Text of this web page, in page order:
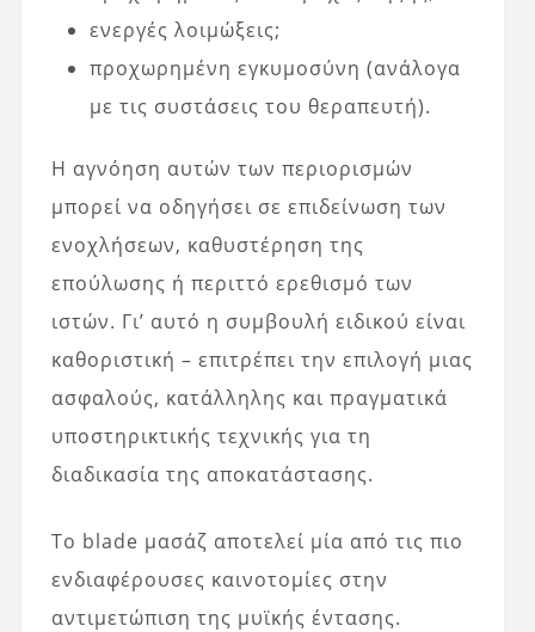
ενεργές λοιμώξεις;
προχωρημένη εγκυμοσύνη (ανάλογα
με τις συστάσεις του θεραπευτή).
Η αγνόηση αυτών των περιορισμών
μπορεί να οδηγήσει σε επιδείνωση των
ενοχλήσεων, καθυστέρηση της
επούλωσης ή περιττό ερεθισμό των
ιστών. Γι’ αυτό η συμβουλή ειδικού είναι
καθοριστική – επιτρέπει την επιλογή μιας
ασφαλούς, κατάλληλης και πραγματικά
υποστηρικτικής τεχνικής για τη
διαδικασία της αποκατάστασης.
Το blade μασάζ αποτελεί μία από τις πιο
ενδιαφέρουσες καινοτομίες στην
αντιμετώπιση της μυϊκής έντασης.